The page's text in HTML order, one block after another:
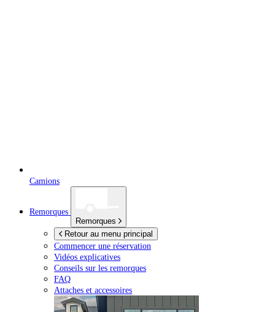
Camions
Remorques
Remorques
Retour au menu principal
Commencer une réservation
Vidéos explicatives
Conseils sur les remorques
FAQ
Attaches et accessoires